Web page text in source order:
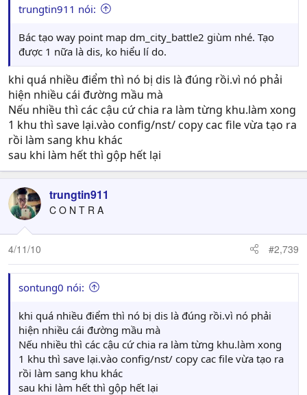
trungtin911 nói:
Bác tạo way point map dm_city_battle2 giùm nhé. Tạo
được 1 nữa là dis, ko hiểu lí do.
khi quá nhiều điểm thì nó bị dis là đúng rồi.vì nó phải
hiện nhiều cái đường mầu mà
Nếu nhiều thì các cậu cứ chia ra làm từng khu.làm xong
1 khu thì save lại.vào config/nst/ copy cac file vừa tạo ra
rồi làm sang khu khác
sau khi làm hết thì gộp hết lại
trungtin911
C O N T R A
4/11/10 #2,739
sontung0 nói:
khi quá nhiều điểm thì nó bị dis là đúng rồi.vì nó phải
hiện nhiều cái đường mầu mà
Nếu nhiều thì các cậu cứ chia ra làm từng khu.làm xong
1 khu thì save lại.vào config/nst/ copy cac file vừa tạo ra
rồi làm sang khu khác
sau khi làm hết thì gộp hết lại